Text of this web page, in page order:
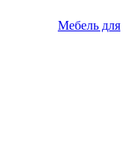
Мебель для